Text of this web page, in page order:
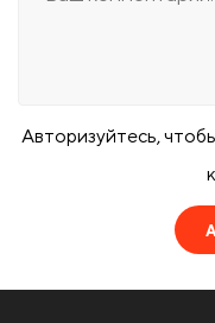
Авторизуйтесь,